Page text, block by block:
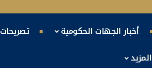
أخبار الجهات الحكومية
تصريحات
المزيد